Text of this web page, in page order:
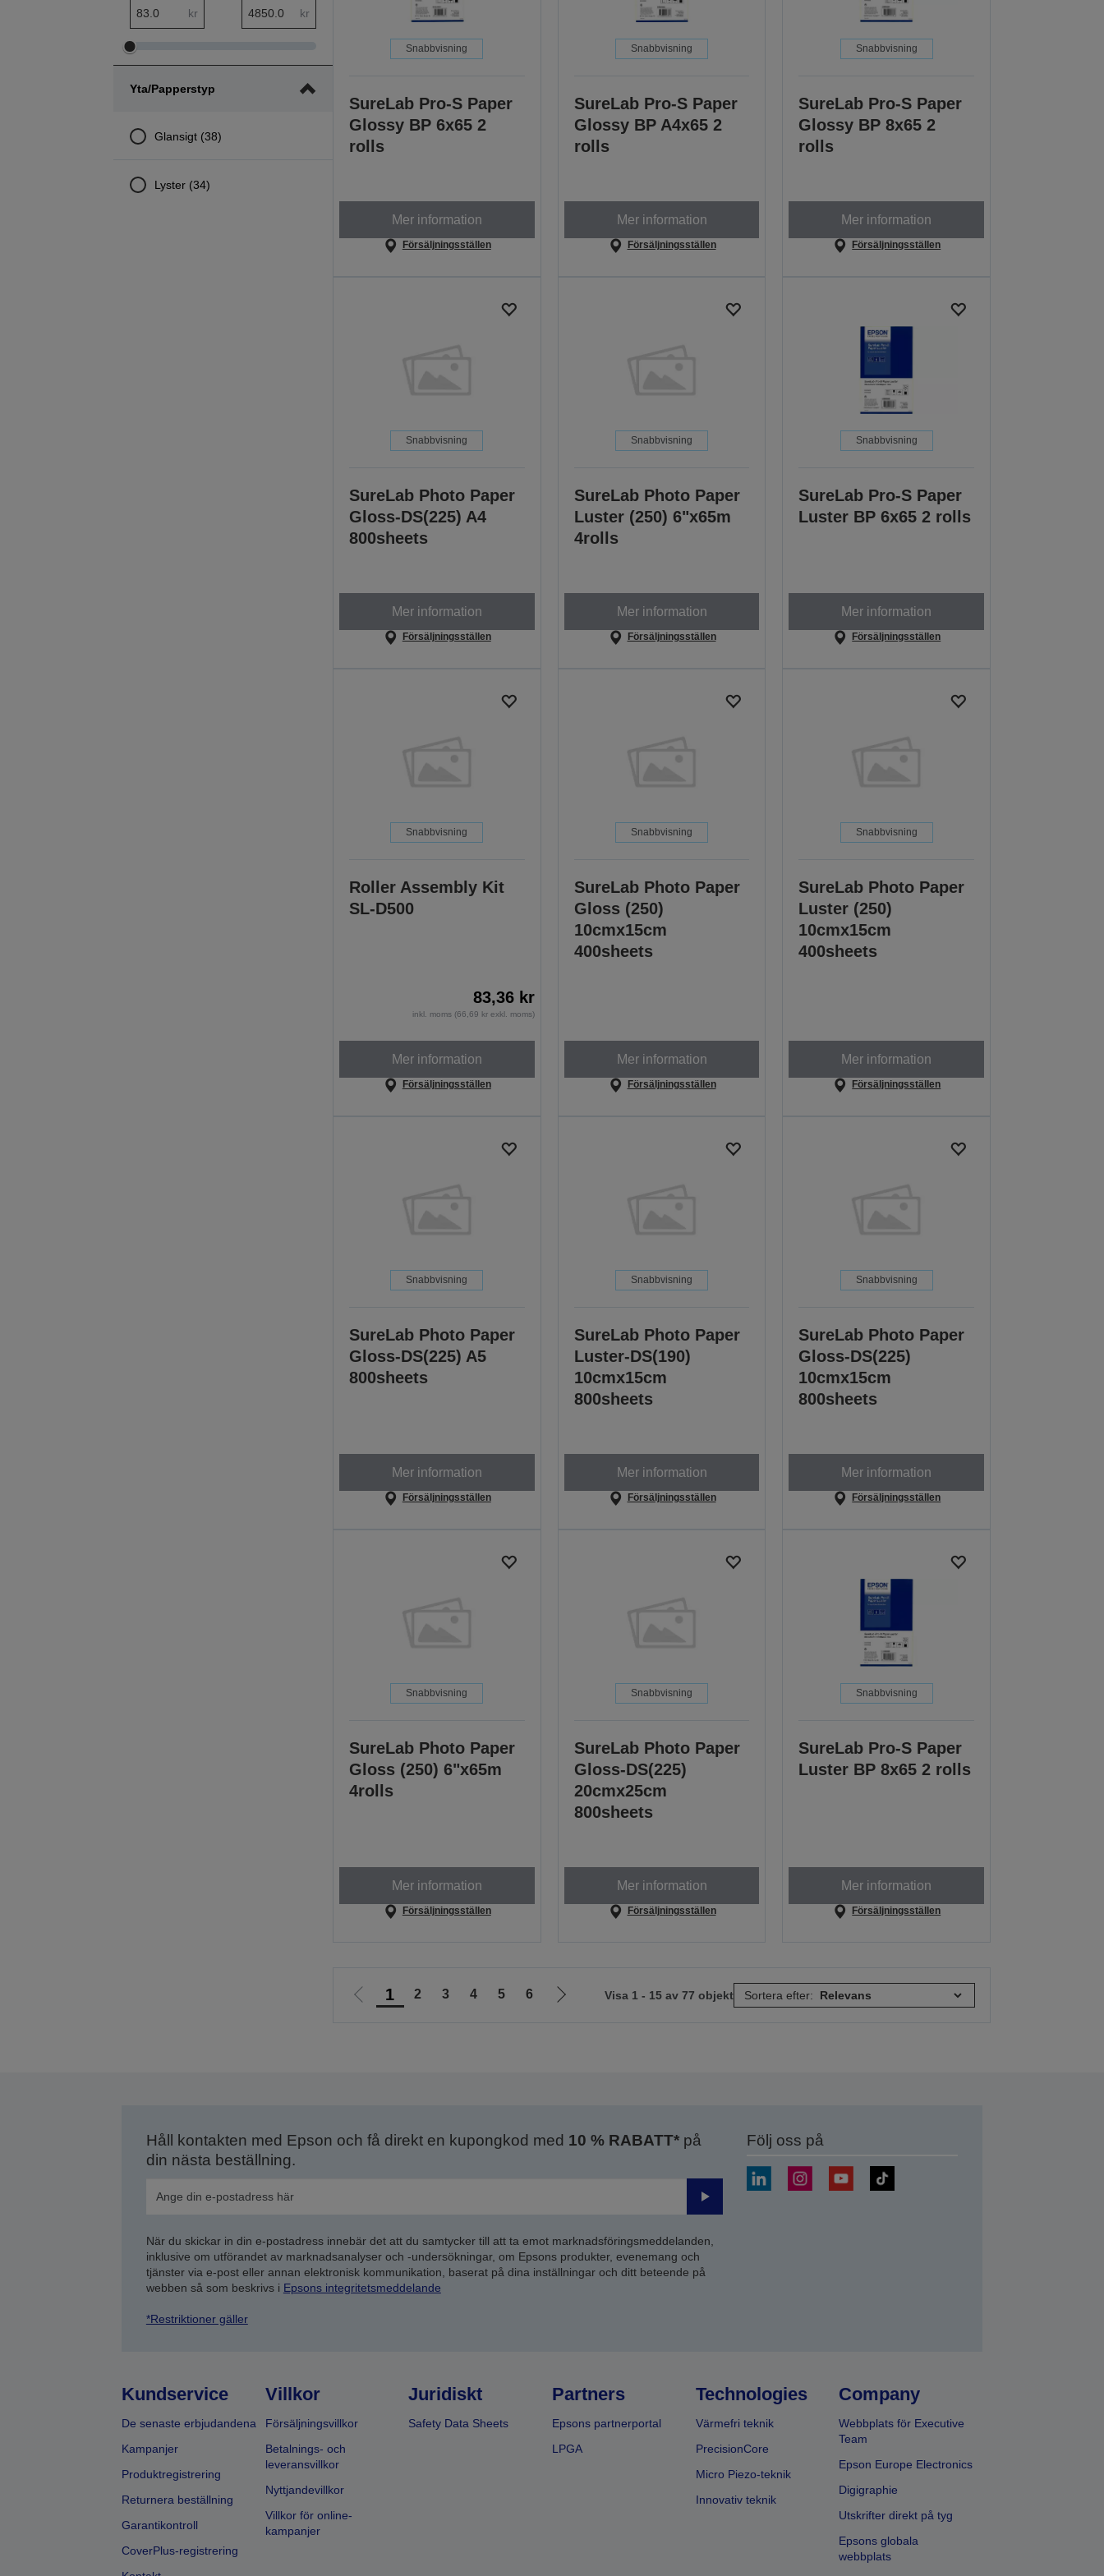
kr kr
Justera
minsta
Justera
största
Yta/papperstyp
Glansigt (38)
Lyster (34)
Snabbvisning
SureLab Pro-S Paper
Glossy BP 6x65 2
rolls
Mer information
Försäljningsställen
Snabbvisning
SureLab Pro-S Paper
Glossy BP A4x65 2
rolls
Mer information
Försäljningsställen
Snabbvisning
SureLab Pro-S Paper
Glossy BP 8x65 2
rolls
Mer information
Försäljningsställen
Snabbvisning
SureLab Photo Paper
Gloss-DS(225) A4
800sheets
Mer information
Försäljningsställen
Snabbvisning
SureLab Photo Paper
Luster (250) 6"x65m
4rolls
Mer information
Försäljningsställen
Snabbvisning
SureLab Pro-S Paper
Luster BP 6x65 2 rolls
Mer information
Försäljningsställen
Snabbvisning
Roller Assembly Kit
SL-D500
83,36 kr
inkl. moms (66,69 kr exkl. moms)
Mer information
Försäljningsställen
Snabbvisning
SureLab Photo Paper
Gloss (250)
10cmx15cm
400sheets
Mer information
Försäljningsställen
Snabbvisning
SureLab Photo Paper
Luster (250)
10cmx15cm
400sheets
Mer information
Försäljningsställen
Snabbvisning
SureLab Photo Paper
Gloss-DS(225) A5
800sheets
Mer information
Försäljningsställen
Snabbvisning
SureLab Photo Paper
Luster-DS(190)
10cmx15cm
800sheets
Mer information
Försäljningsställen
Snabbvisning
SureLab Photo Paper
Gloss-DS(225)
10cmx15cm
800sheets
Mer information
Försäljningsställen
Snabbvisning
SureLab Photo Paper
Gloss (250) 6"x65m
4rolls
Mer information
Försäljningsställen
Snabbvisning
SureLab Photo Paper
Gloss-DS(225)
20cmx25cm
800sheets
Mer information
Försäljningsställen
Snabbvisning
SureLab Pro-S Paper
Luster BP 8x65 2 rolls
Mer information
Försäljningsställen
Gå 1 2 3 4 5 6
Gå
Visa 1 - 15 av 77 objekt Sortera efter:
Håll kontakten med Epson och få direkt en kupongkod med 10 % RABATT*på
din nästa beställning.
Skicka
När du skickar in din e-postadress innebär det att du samtycker till att ta emot marknadsföringsmeddelanden,
inklusive om utförandet av marknadsanalyser och -undersökningar, om Epsons produkter, evenemang och
tjänster via e-post eller annan elektronisk kommunikation, baserat på dina inställningar och ditt beteende på
webben så som beskrivs i Epsons integritetsmeddelande
*Restriktioner gäller
Följ oss på
Kundservice
De senaste erbjudandena
Kampanjer
Produktregistrering
Returnera beställning
Garantikontroll
CoverPlus-registrering
Villkor
Försäljningsvillkor
Betalnings- och
leveransvillkor
Nyttjandevillkor
Villkor för online-
kampanjer
Juridiskt
Safety Data Sheets
Partners
Epsons partnerportal
LPGA
Technologies
Värmefri teknik
PrecisionCore
Micro Piezo-teknik
Innovativ teknik
Company
Webbplats för Executive
Team
Epson Europe Electronics
Digigraphie
Utskrifter direkt på tyg
Epsons globala
webbplats